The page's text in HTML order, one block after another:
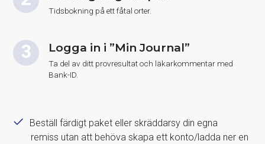
Tidsbokning på ett fåtal orter.
Logga in i ”Min Journal”
Ta del av ditt provresultat och läkarkommentar med
Bank-ID.
Beställ färdigt paket eller skräddarsy din egna
remiss utan att behöva skapa ett konto/ladda ner en